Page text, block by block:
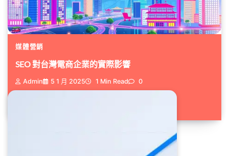
媒體營銷
SEO 對台灣電商企業的實際影響
Admin 5 1 月 2025 1 Min Read 0